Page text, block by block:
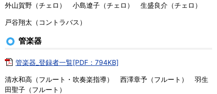
外山賀野（チェロ） 小島遼子（チェロ） 生盛良介（チェロ）
戸谷翔太（コントラバス）
管楽器
管楽器_登録者一覧[PDF：794KB]
清水和高（フルート・吹奏楽指導） 西澤章予（フルート） 羽生
田聖子（フルート）